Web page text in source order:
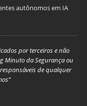
autônomos em IA
por terceiros e não
Minuto da Segurança ou
de qualquer